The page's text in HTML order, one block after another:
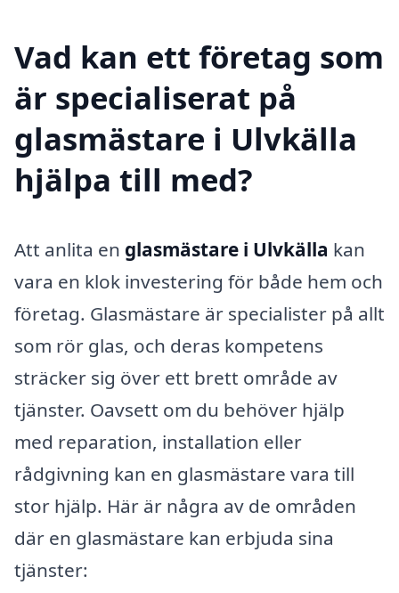
Vad kan ett företag som
är specialiserat på
glasmästare i Ulvkälla
hjälpa till med?
Att anlita en glasmästare i Ulvkälla kan
vara en klok investering för både hem och
företag. Glasmästare är specialister på allt
som rör glas, och deras kompetens
sträcker sig över ett brett område av
tjänster. Oavsett om du behöver hjälp
med reparation, installation eller
rådgivning kan en glasmästare vara till
stor hjälp. Här är några av de områden
där en glasmästare kan erbjuda sina
tjänster: